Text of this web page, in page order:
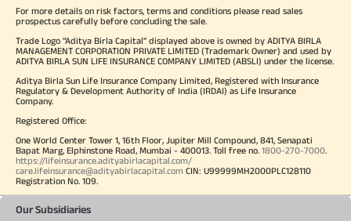
For more details on risk factors, terms and conditions please read sales
prospectus carefully before concluding the sale.
Trade Logo "Aditya Birla Capital" displayed above is owned by ADITYA BIRLA
MANAGEMENT CORPORATION PRIVATE LIMITED (Trademark Owner) and used by
ADITYA BIRLA SUN LIFE INSURANCE COMPANY LIMITED (ABSLI) under the license.
Aditya Birla Sun Life Insurance Company Limited, Registered with Insurance
Regulatory & Development Authority of India (IRDAI) as Life Insurance
Company.
Registered Office:
One World Center Tower 1, 16th Floor, Jupiter Mill Compound, 841, Senapati
Bapat Marg, Elphinstone Road, Mumbai - 400013. Toll free no. 1800-270-7000.
https://lifeinsurance.adityabirlacapital.com/
care.lifeinsurance@adityabirlacapital.com CIN: U99999MH2000PLC128110
Registration No. 109.
Our Subsidiaries